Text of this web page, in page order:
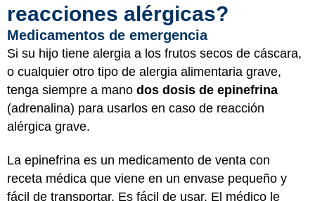
reacciones alérgicas?
Medicamentos de emergencia
Si su hijo tiene alergia a los frutos secos de cáscara,
o cualquier otro tipo de alergia alimentaria grave,
tenga siempre a mano dos dosis de epinefrina
(adrenalina) para usarlos en caso de reacción
alérgica grave.
La epinefrina es un medicamento de venta con
receta médica que viene en un envase pequeño y
fácil de transportar. Es fácil de usar. El médico le